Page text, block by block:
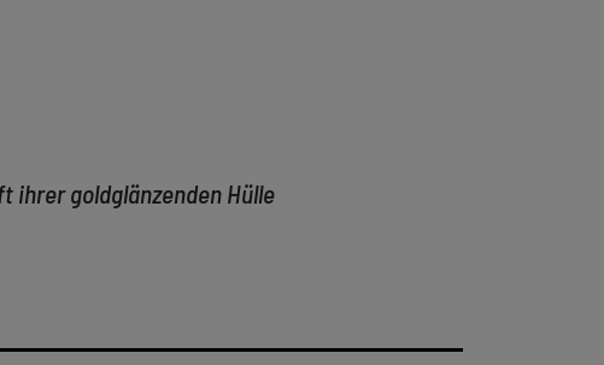
ihrer goldglänzenden Hülle